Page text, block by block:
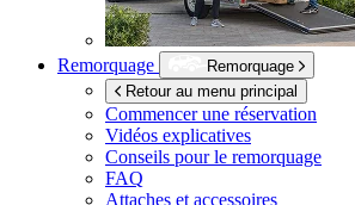
Remorquage
Remorquage
Retour au menu principal
Commencer une réservation
Vidéos explicatives
Conseils pour le remorquage
FAQ
Attaches et accessoires